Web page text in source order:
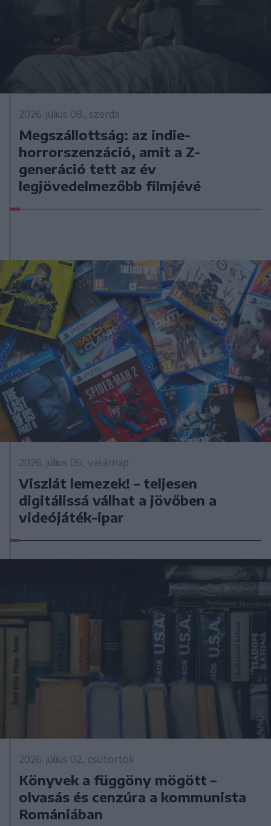
2026. július 08., szerda
Megszállottság: az indie-
horrorszenzáció, amit a Z-
generáció tett az év
legjövedelmezőbb filmjévé
2026. július 05., vasárnap
Viszlát lemezek! – teljesen
digitálissá válhat a jövőben a
videójáték-ipar
2026. július 02., csütörtök
Könyvek a függöny mögött –
olvasás és cenzúra a kommunista
Romániában